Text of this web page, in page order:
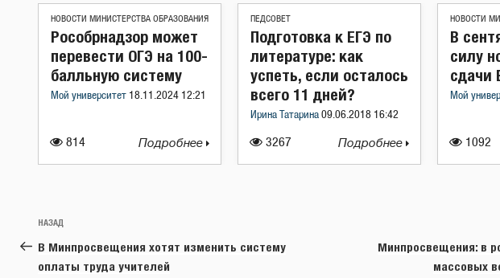
НОВОСТИ МИНИСТЕРСТВА ОБРАЗОВАНИЯ
814
Рособрнадзор может
перевести ОГЭ на 100-
балльную систему
Мой университет 18.11.2024 12:21
Подробнее
ПЕДСОВЕТ
3267
Подготовка к ЕГЭ по
литературе: как
успеть, если осталось
всего 11 дней?
Ирина Татарина 09.06.2018 16:42
Подробнее
НОВОСТИ
1092
В
силу
сдачи
Мой
Навигация
по
записям
Предыдущая
запись:
НАЗАД
В Минпросвещения хотят изменить систему
оплаты труда учителей
Минпросвещения: в
массовых